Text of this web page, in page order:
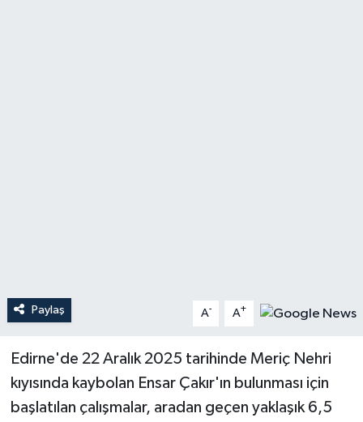
Paylaş A- A+
Edirne'de 22 Aralık 2025 tarihinde Meriç Nehri
kıyısında kaybolan Ensar Çakır'ın bulunması için
başlatılan çalışmalar, aradan geçen yaklaşık 6,5